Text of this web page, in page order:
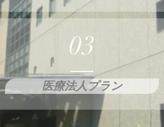
03
医療法人プラン